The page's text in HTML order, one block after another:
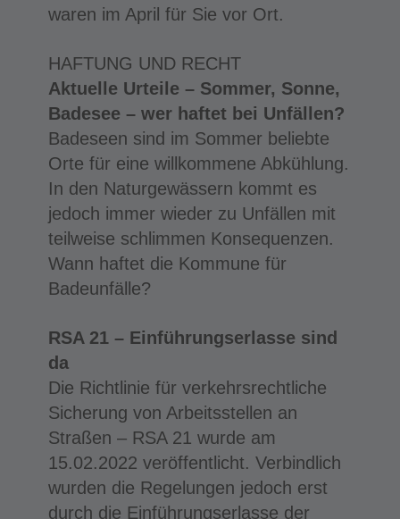
waren im April für Sie vor Ort.
HAFTUNG UND RECHT
Aktuelle Urteile – Sommer, Sonne,
Badesee – wer haftet bei Unfällen?
Badeseen sind im Sommer beliebte
Orte für eine willkommene Abkühlung.
In den Naturgewässern kommt es
jedoch immer wieder zu Unfällen mit
teilweise schlimmen Konsequenzen.
Wann haftet die Kommune für
Badeunfälle?
RSA 21 – Einführungserlasse sind
da
Die Richtlinie für verkehrsrechtliche
Sicherung von Arbeitsstellen an
Straßen – RSA 21 wurde am
15.02.2022 veröffentlicht. Verbindlich
wurden die Regelungen jedoch erst
durch die Einführungserlasse der